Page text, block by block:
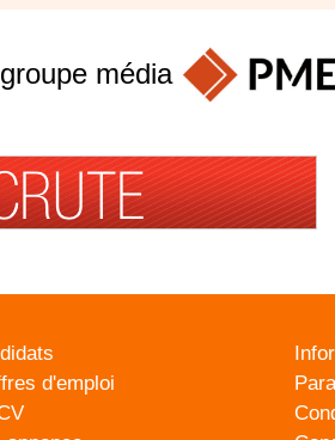
média
d'emploi